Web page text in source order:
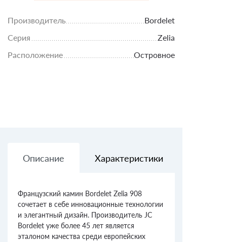
Производитель
Bordelet
Серия
Zelia
Расположение
Островное
Описание Характеристики
Французский камин Bordelet Zelia 908
сочетает в себе инновационные технологии
и элегантный дизайн. Производитель JC
Bordelet уже более 45 лет является
эталоном качества среди европейских